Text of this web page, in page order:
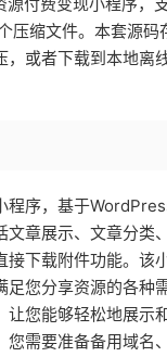
压缩文件。本套源码
，或者下载到本地离
程序，基于
文章展示、文章分类
接下载附件功能。该
足您分享资源的各种
让您能够轻松地展示
您需要准备备用域名